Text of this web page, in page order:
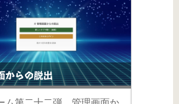
からの脱出